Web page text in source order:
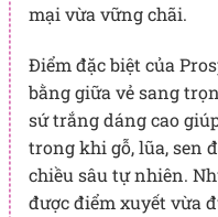
mại vừa vững chãi.
Điểm đặc biệt của
bằng giữa vẻ sang
sứ trắng dáng cao
trong khi gỗ, lũa, sen
chiều sâu tự nhiên.
được điểm xuyết vừa